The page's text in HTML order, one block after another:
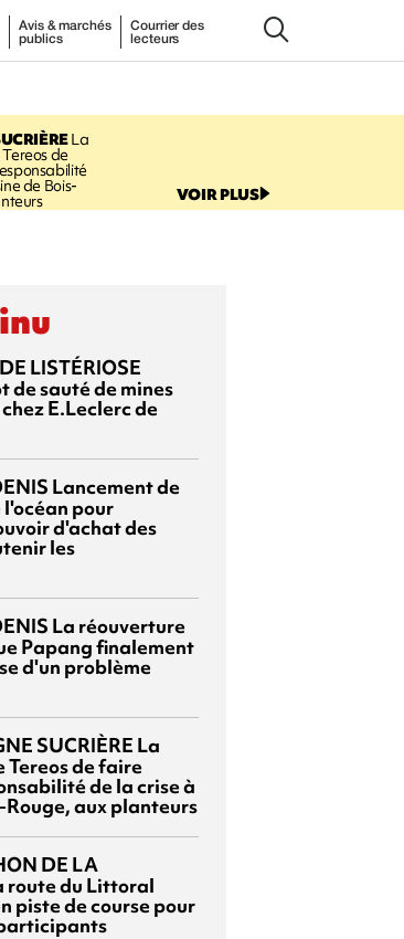
Avis & marchés
publics
Courrier des
lecteurs
La
de
de Bois- VOIR PLUS
LISTÉRIOSE
de sauté de mines
E.Leclerc de
Lancement de
pour
d'achat des
les
La réouverture
Papang finalement
d'un problème
SUCRIÈRE La
Tereos de faire
de la crise à
Rouge, aux planteurs
DE LA
route du Littoral
piste de course pour